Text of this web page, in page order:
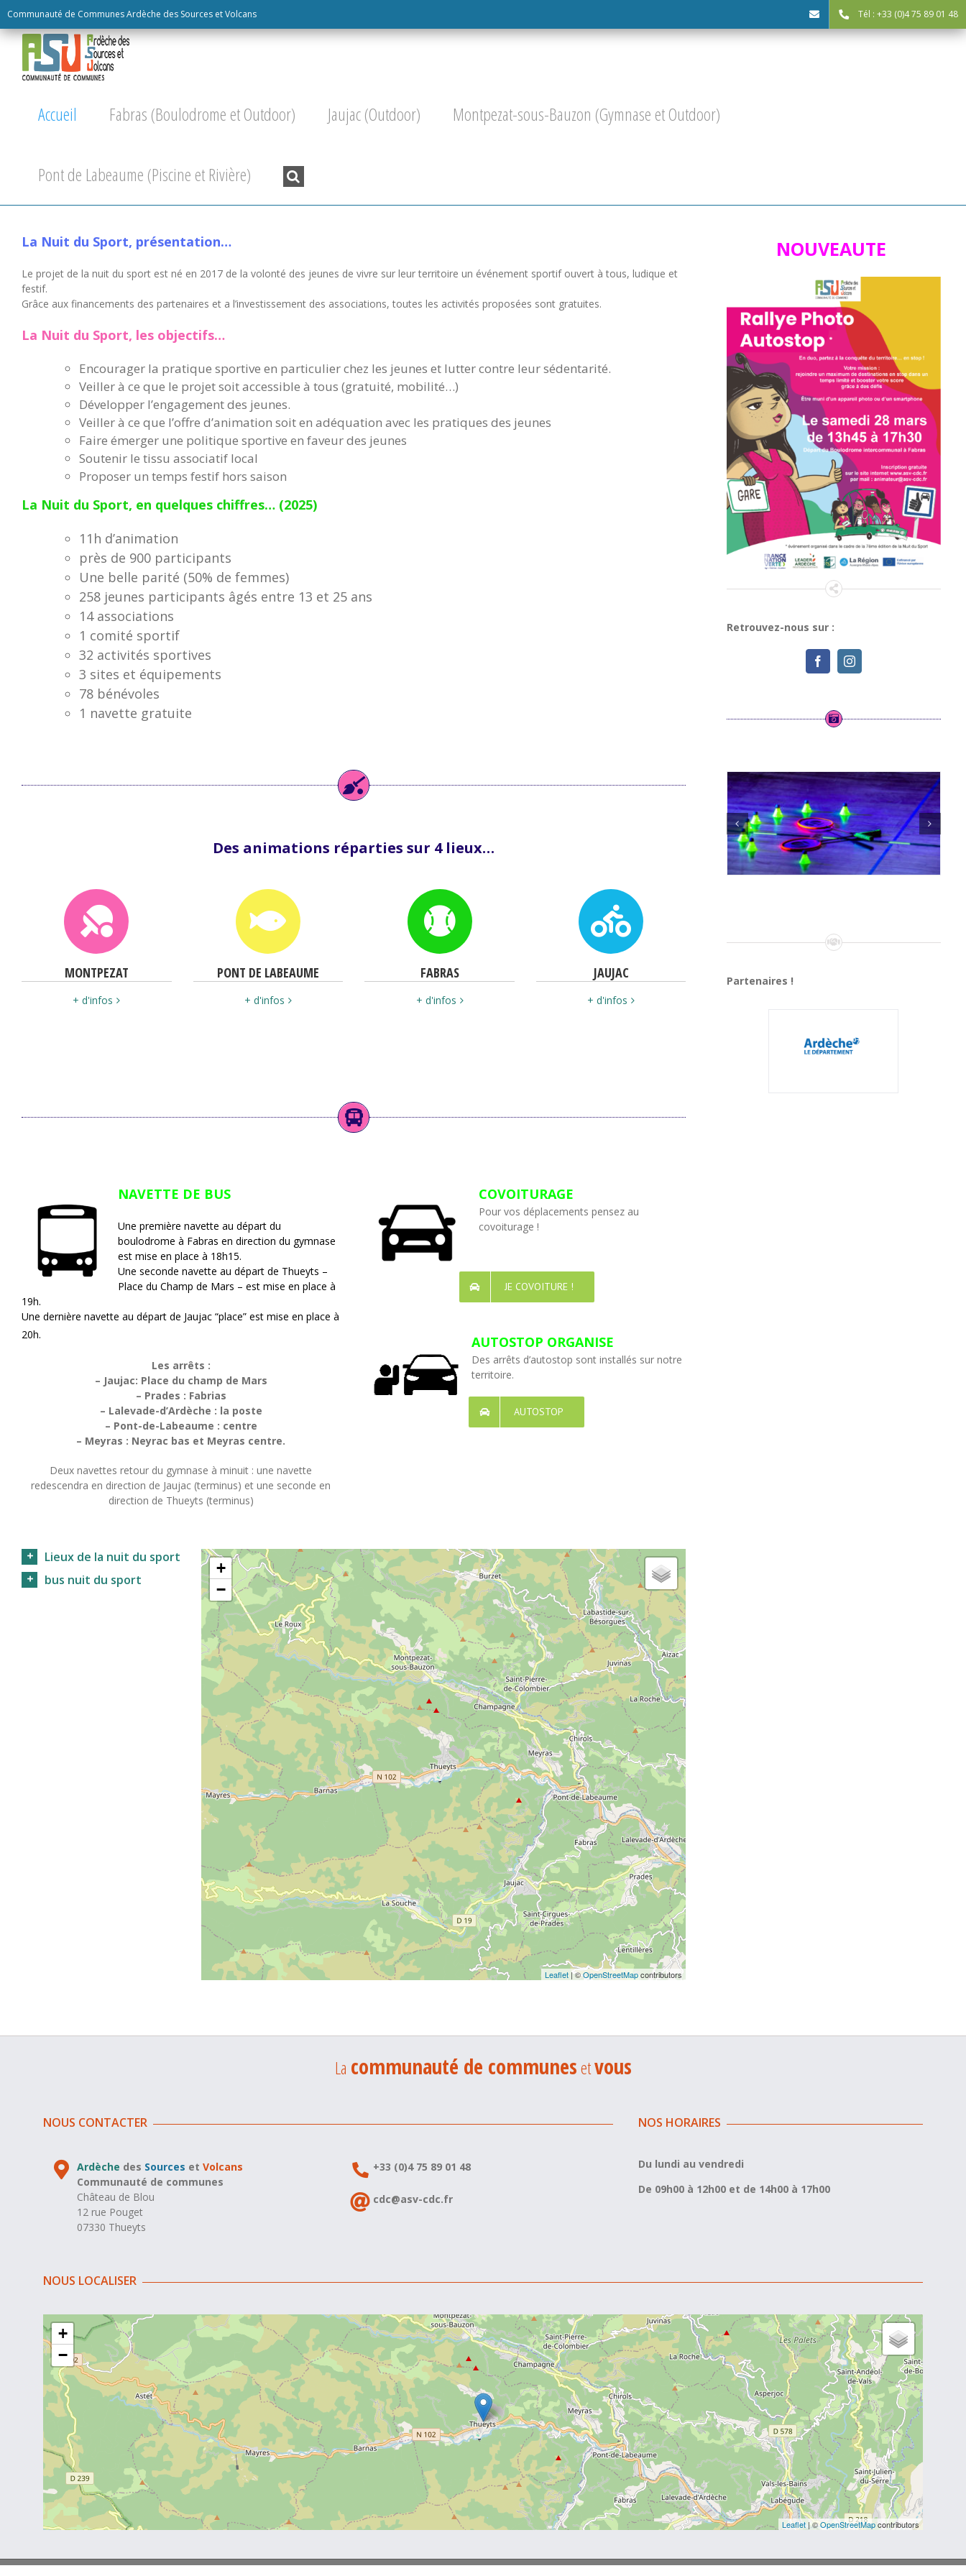
Communauté de Communes Ardèche des Sources et Volcans Tél : +33 (0)4 75 89 01 48
to
content
Accueil Fabras (Boulodrome et Outdoor) Jaujac (Outdoor) Montpezat-sous-Bauzon (Gymnase et Outdoor)
Pont de Labeaume (Piscine et Rivière) Recherche
:
La Nuit du Sport, présentation…
Le projet de la nuit du sport est né en 2017 de la volonté des jeunes de vivre sur leur territoire un événement sportif ouvert à tous, ludique et
festif.
Grâce aux financements des partenaires et a l’investissement des associations, toutes les activités proposées sont gratuites.
La Nuit du Sport, les objectifs…
Encourager la pratique sportive en particulier chez les jeunes et lutter contre leur sédentarité.
Veiller à ce que le projet soit accessible à tous (gratuité, mobilité…)
Développer l’engagement des jeunes.
Veiller à ce que l’offre d’animation soit en adéquation avec les pratiques des jeunes
Faire émerger une politique sportive en faveur des jeunes
Soutenir le tissu associatif local
Proposer un temps festif hors saison
La Nuit du Sport, en quelques chiffres… (2025)
11h d’animation
près de 900 participants
Une belle parité (50% de femmes)
258 jeunes participants âgés entre 13 et 25 ans
14 associations
1 comité sportif
32 activités sportives
3 sites et équipements
78 bénévoles
1 navette gratuite
Des animations réparties sur 4 lieux…
MONTPEZAT
+ d'infos
PONT DE LABEAUME
+ d'infos
FABRAS
+ d'infos
JAUJAC
+ d'infos
NAVETTE DE BUS
Une première navette au départ du
boulodrome à Fabras en direction du gymnase
est mise en place à 18h15.
Une seconde navette au départ de Thueyts –
Place du Champ de Mars – est mise en place à
19h.
Une dernière navette au départ de Jaujac “place” est mise en place à
20h.
Les arrêts :
– Jaujac: Place du champ de Mars
– Prades : Fabrias
– Lalevade-d’Ardèche : la poste
– Pont-de-Labeaume : centre
– Meyras : Neyrac bas et Meyras centre.
Deux navettes retour du gymnase à minuit : une navette
redescendra en direction de Jaujac (terminus) et une seconde en
direction de Thueyts (terminus)
COVOITURAGE
Pour vos déplacements pensez au
covoiturage !
JE COVOITURE !
AUTOSTOP ORGANISE
Des arrêts d’autostop sont installés sur notre
territoire.
AUTOSTOP
Lieux de la nuit du sport
bus nuit du sport
+
−
Leaflet | ©OpenStreetMapcontributors
NOUVEAUTE
Retrouvez-nous sur :
La communauté de communesetvous
NOUS CONTACTER
Ardèche des Sources et Volcans
Communauté de communes
Château de Blou
12 rue Pouget
07330 Thueyts
+33 (0)4 75 89 01 48
cdc@asv-cdc.fr
NOS HORAIRES
Du lundi au vendredi
De 09h00 à 12h00 et de 14h00 à 17h00
NOUS LOCALISER
+
−
Leaflet | ©OpenStreetMapcontributors